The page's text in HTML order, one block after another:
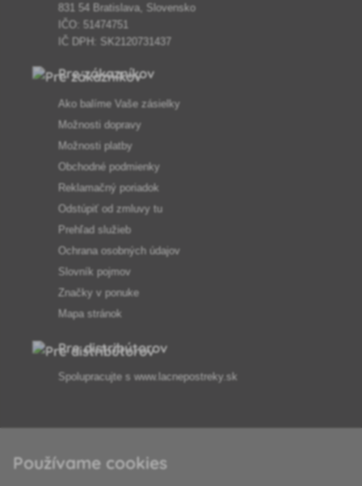
831 54 Bratislava, Slovensko
IČO: 51474751
IČ DPH: SK2120731437
Pre zákazníkov
Ako balíme Vaše zásielky
Možnosti dopravy
Možnosti platby
Obchodné podmienky
Reklamačný poriadok
Odstúpiť od zmluvy tu
Prehľad služieb
Ochrana osobných údajov
Slovník pojmov
Značky v ponuke
Mapa stránok
Pre distribútorov
Spolupracujte s www.lacnepostreky.sk
Vždy vám odborne poradíme
Používame cookies